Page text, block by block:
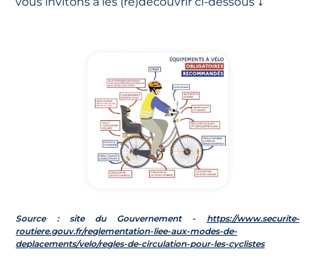
Source : site du Gouvernement - https://www.securite-
routiere.gouv.fr/reglementation-liee-aux-modes-de-
deplacements/velo/regles-de-circulation-pour-les-cyclistes